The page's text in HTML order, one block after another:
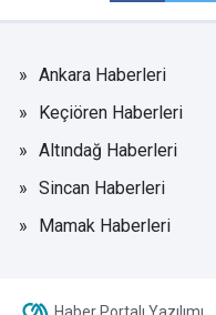
Ankara Haberleri
Keçiören Haberleri
Altındağ Haberleri
Sincan Haberleri
Mamak Haberleri